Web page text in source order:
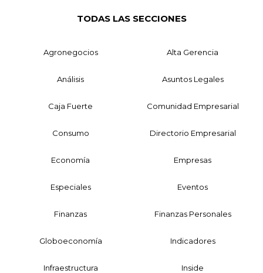
TODAS LAS SECCIONES
Agronegocios Alta Gerencia
Análisis Asuntos Legales
Caja Fuerte Comunidad Empresarial
Consumo Directorio Empresarial
Economía Empresas
Especiales Eventos
Finanzas Finanzas Personales
Globoeconomía Indicadores
Infraestructura Inside